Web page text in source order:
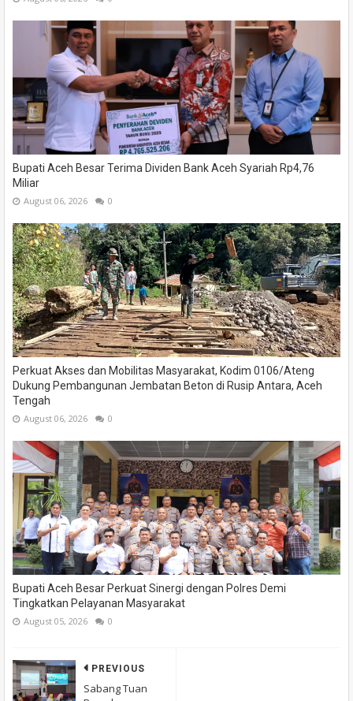
Bupati Aceh Besar Terima Dividen Bank Aceh Syariah Rp4,76
Miliar
August 06, 2026 0
Perkuat Akses dan Mobilitas Masyarakat, Kodim 0106/Ateng
Dukung Pembangunan Jembatan Beton di Rusip Antara, Aceh
Tengah
August 06, 2026 0
Bupati Aceh Besar Perkuat Sinergi dengan Polres Demi
Tingkatkan Pelayanan Masyarakat
August 05, 2026 0
PREVIOUS
Sabang Tuan